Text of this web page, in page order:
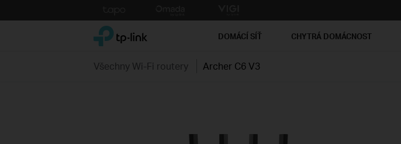
to
TP-Link, Reliably Smart DOMÁCÍ SÍŤ CHYTRÁ DOMÁCNOST
Všechny Wi-Fi routery Archer C6 V3